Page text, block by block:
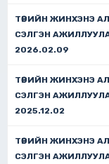
ТӨРИЙН ЖИНХЭНЭ
СЭЛГЭН
2026.02.09
ТӨРИЙН ЖИНХЭНЭ
СЭЛГЭН
2025.12.02
ТӨРИЙН ЖИНХЭНЭ
СЭЛГЭН